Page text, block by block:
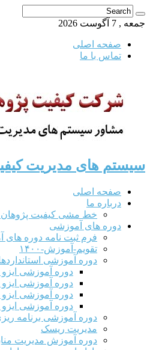
جمعه , 7 آگوست 2026
صفحه اصلی
تماس با ما
سیستم های مدیریت
صفحه اصلی
درباره ما
خط مشی کیفیت پژوهان
دوره های آموزشی
فرم ثبت نامه دوره های
تقویم-آموزش-۱۴۰۰
دوره آموزشی
دوره آموزشی ایزو ۹۰۰۱
دوره آموزشی ایزو ۱۴۰۰۱
دوره آموزشی ایزو ۴۵۰۰۱
دوره آموزشی ایزو ۱۳۴۸۵
دوره آموزشی برنامه
مدیریت ریسک
دوره آموزش مدیریت